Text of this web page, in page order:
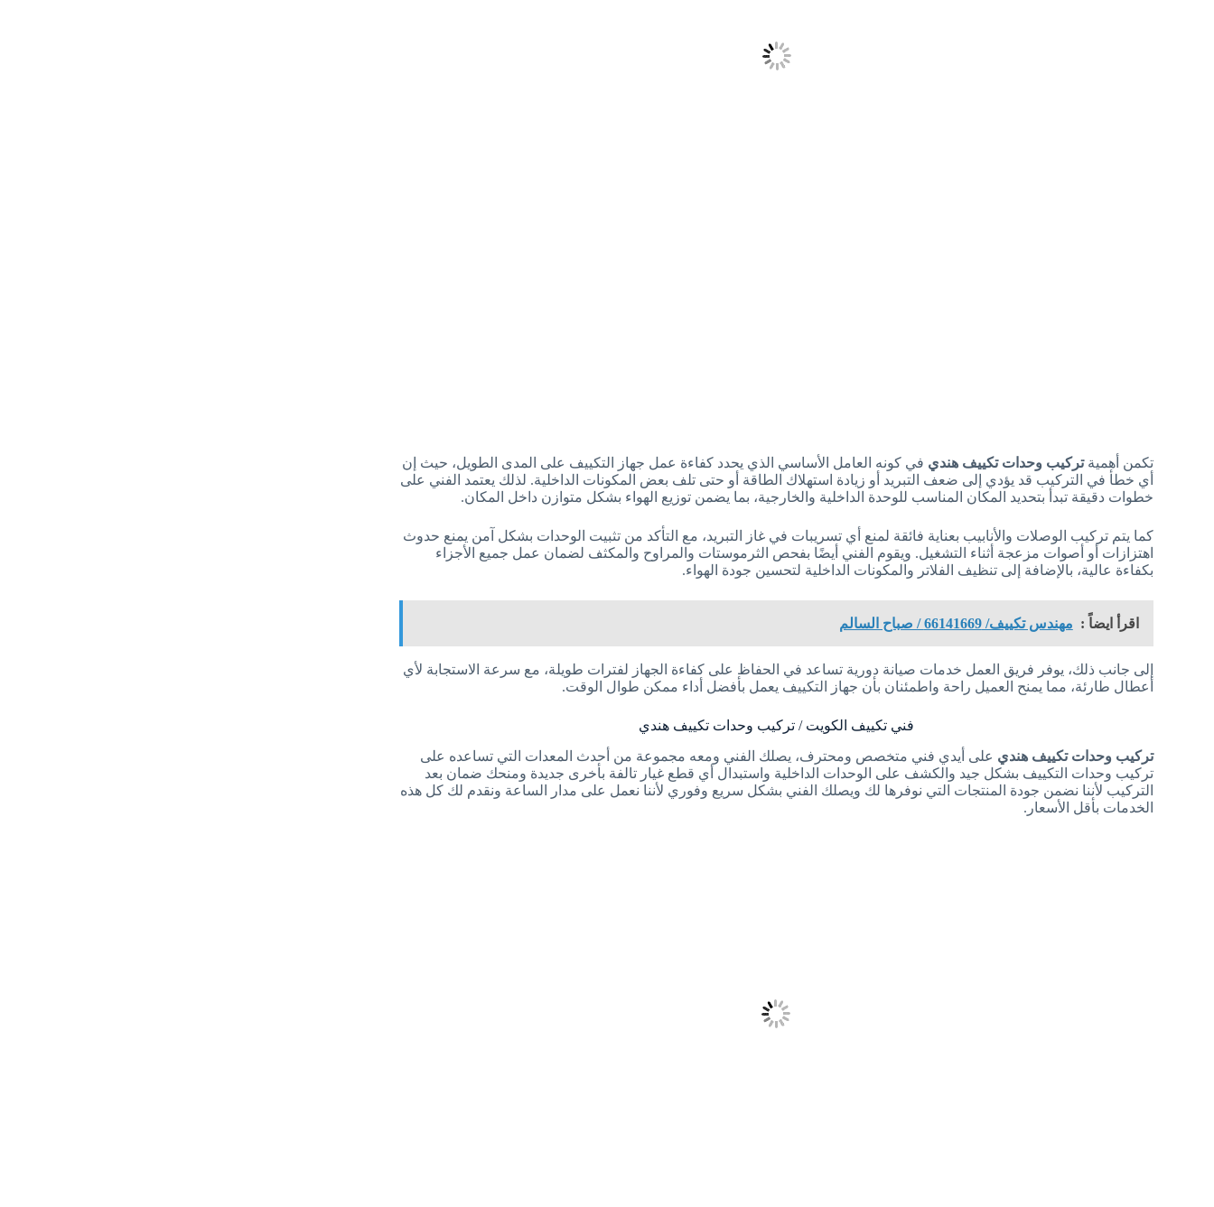
تكمن أهميةتركيب وحدات تكييف هندي في كونه العامل الأساسي الذي يحدد كفاءة عمل جهاز التكييف على المدى الطويل، حيث إن
أي خطأ في التركيب قد يؤدي إلى ضعف التبريد أو زيادة استهلاك الطاقة أو حتى تلف بعض المكونات الداخلية. لذلك يعتمد الفني على
خطوات دقيقة تبدأ بتحديد المكان المناسب للوحدة الداخلية والخارجية، بما يضمن توزيع الهواء بشكل متوازن داخل المكان.
كما يتم تركيب الوصلات والأنابيب بعناية فائقة لمنع أي تسريبات في غاز التبريد، مع التأكد من تثبيت الوحدات بشكل آمن يمنع حدوث
اهتزازات أو أصوات مزعجة أثناء التشغيل. ويقوم الفني أيضًا بفحص الثرموستات والمراوح والمكثف لضمان عمل جميع الأجزاء
بكفاءة عالية، بالإضافة إلى تنظيف الفلاتر والمكونات الداخلية لتحسين جودة الهواء.
اقرأ ايضاً : مهندس تكييف/ 66141669 / صباح السالم
إلى جانب ذلك، يوفر فريق العمل خدمات صيانة دورية تساعد في الحفاظ على كفاءة الجهاز لفترات طويلة، مع سرعة الاستجابة لأي
أعطال طارئة، مما يمنح العميل راحة واطمئنان بأن جهاز التكييف يعمل بأفضل أداء ممكن طوال الوقت.
فني تكييف الكويت / تركيب وحدات تكييف هندي
تركيب وحدات تكييف هندي على أيدي فني متخصص ومحترف، يصلك الفني ومعه مجموعة من أحدث المعدات التي تساعده على
تركيب وحدات التكييف بشكل جيد والكشف على الوحدات الداخلية واستبدال أي قطع غيار تالفة بأخرى جديدة ومنحك ضمان بعد
التركيب لأننا نضمن جودة المنتجات التي نوفرها لك ويصلك الفني بشكل سريع وفوري لأننا نعمل على مدار الساعة ونقدم لك كل هذه
الخدمات بأقل الأسعار.